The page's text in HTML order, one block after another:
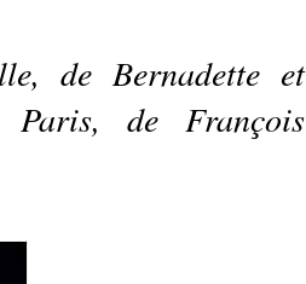
de Bernadette et
de François